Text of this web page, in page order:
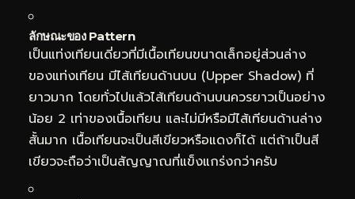
ลักษณะของ Pattern
เป็นแท่งเทียนเดี่ยวที่มีเนื้อเทียนขนาดเล็กอยู่ส่วนล่าง
ของแท่งเทียน มีไส้เทียนด้านบน (Upper Shadow) ที่
ยาวมาก โดยทั่วไปแล้วไส้เทียนด้านบนควรยาวเป็นอย่าง
น้อย 2 เท่าของเนื้อเทียน และไม่มีหรือมีไส้เทียนด้านล่าง
สั้นมาก เนื้อเทียนจะเป็นสีเขียวหรือแดงก็ได้ แต่ถ้าเป็นสี
เขียวจะถือว่าเป็นสัญญาณที่แข็งแกร่งกว่าครับ